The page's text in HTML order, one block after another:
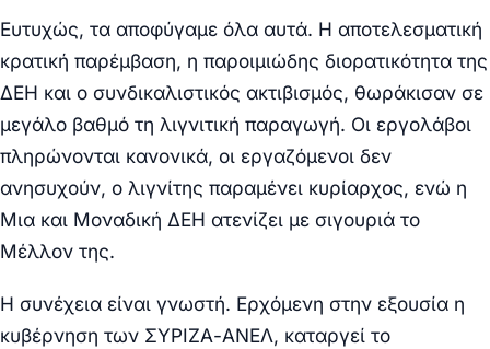
Ευτυχώς, τα αποφύγαμε όλα αυτά. Η αποτελεσματική
κρατική παρέμβαση, η παροιμιώδης διορατικότητα της
ΔΕΗ και ο συνδικαλιστικός ακτιβισμός, θωράκισαν σε
μεγάλο βαθμό τη λιγνιτική παραγωγή. Οι εργολάβοι
πληρώνονται κανονικά, οι εργαζόμενοι δεν
ανησυχούν, ο λιγνίτης παραμένει κυρίαρχος, ενώ η
Μια και Μοναδική ΔΕΗ ατενίζει με σιγουριά το
Μέλλον της.
Η συνέχεια είναι γνωστή. Ερχόμενη στην εξουσία η
κυβέρνηση των ΣΥΡΙΖΑ-ΑΝΕΛ, καταργεί το